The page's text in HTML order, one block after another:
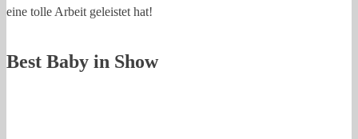
eine tolle Arbeit geleistet hat!
Best Baby in Show